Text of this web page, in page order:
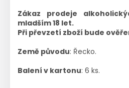
Zákaz prodeje
mladším 18 let.
Při převzetí zboží bude
Země původu: Řecko.
Balení v kartonu: 6 ks.